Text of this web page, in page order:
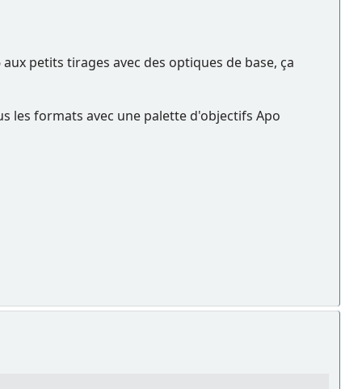
petits tirages avec des optiques de base, ça
les formats avec une palette d'objectifs Apo